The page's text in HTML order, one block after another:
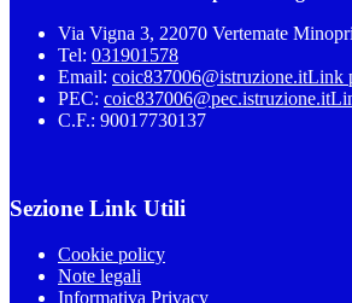
Via Vigna 3, 22070 Vertemate
Tel: 031901578
Email: coic837006@istruzione.itLink
PEC: coic837006@pec.istruzione.it
C.F.: 90017730137
Sezione Link Utili
Cookie policy
Note legali
Informativa Privacy